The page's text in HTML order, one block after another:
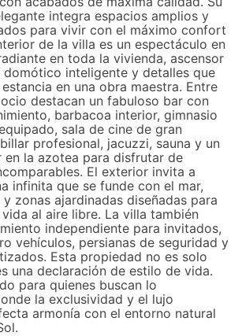
integra espacios amplios y
para vivir con el máximo confort
de la villa es un espectáculo en
en toda la vivienda, ascensor
domótico inteligente y detalles que
en una obra maestra. Entre
destacan un fabuloso bar con
barbacoa interior, gimnasio
sala de cine de gran
profesional, jacuzzi, sauna y un
en la azotea para disfrutar de
El exterior invita a
infinita que se funde con el mar,
zonas ajardinadas diseñadas para
al aire libre. La villa también
independiente para invitados,
vehículos, persianas de seguridad y
Esta propiedad no es solo
una declaración de estilo ‌de ‌vida.
‌para quienes buscan ‌lo
la ‌exclusividad y ‌el ‌lujo
‌armonía con el ‌entorno ‌natural